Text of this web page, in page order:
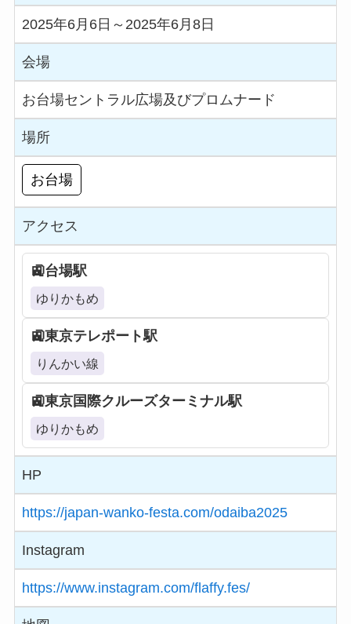
2025年6月6日～2025年6月8日
会場
お台場セントラル広場及びプロムナード
場所
お台場
アクセス
台場駅
ゆりかもめ
東京テレポート駅
りんかい線
東京国際クルーズターミナル駅
ゆりかもめ
HP
https://japan-wanko-festa.com/odaiba2025
Instagram
https://www.instagram.com/flaffy.fes/